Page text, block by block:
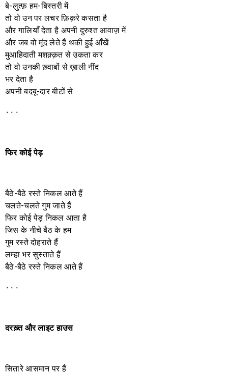
बे-लुत्फ़ हम-बिस्तरी में
तो वो उन पर लचर फ़िक़रे कसता है
और गालियाँ देता है अपनी दुरुश्त आवाज़ में
और जब वो मूंद लेते हैं थकी हुई आँखें
मुआहिदाती मशक़्क़त से उकता कर
तो वो उनकी ख़्वाबों से ख़ाली नींद
भर देता है
अपनी बदबू-दार बीटों से
٠٠٠
फिर कोई पेड़
बैठे-बैठे रस्ते निकल आते हैं
चलते-चलते गुम जाते हैं
फिर कोई पेड़ निकल आता है
जिस के नीचे बैठ के हम
गुम रस्ते दोहराते हैं
लम्हा भर सुस्ताते हैं
बैठे-बैठे रस्ते निकल आते हैं
٠٠٠
दरख़्त और लाइट हाउस
सितारे आसमान पर हैं